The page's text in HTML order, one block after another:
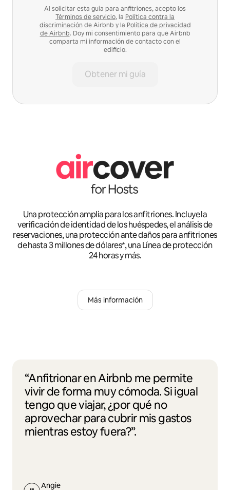
Al solicitar esta guía para anfitriones, acepto los
Términos de servicio, la Política contra la
discriminación de Airbnb y la Política de privacidad
de Airbnb. Doy mi consentimiento para que Airbnb
comparta mi información de contacto con el
edificio.
Obtener mi guía
Una protección amplia para los anfitriones. Incluye la
verificación de identidad de los huéspedes, el análisis de
reservaciones, una protección ante daños para anfitriones
de hasta 3 millones de dólares*, una Línea de protección
24 horas y más.
Más información
“Anfitrionar en Airbnb me permite
vivir de forma muy cómoda. Si igual
tengo que viajar, ¿por qué no
aprovechar para cubrir mis gastos
mientras estoy fuera?”.
Angie